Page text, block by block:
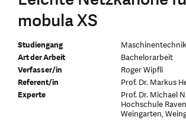
mobula XS
Studiengang
Art der Arbeit
Bachelorarbeit
Verfasser/in
Roger Wipfli
Referent/in
Prof. Dr. Markus
Experte
Prof. Dr. Michael
Hochschule
Weingarten,